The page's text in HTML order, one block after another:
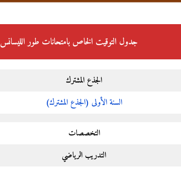
جدول التوقيت الخاص بامتحانات طور الليسانس
الجذع المشترك
السنة الأولى (الجذع المشترك)
التخصصات
التدريب الرياضي